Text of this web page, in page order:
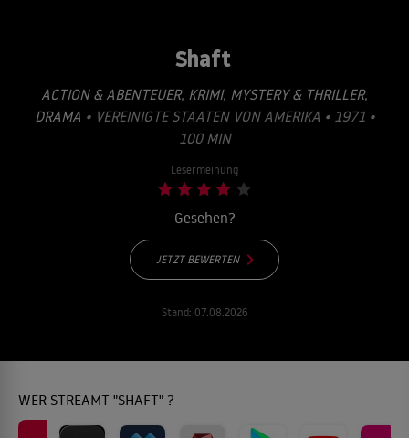
Shaft
ACTION & ABENTEUER, KRIMI, MYSTERY & THRILLER,
DRAMA • VEREINIGTE STAATEN VON AMERIKA • 1971 •
100 MIN
Lesermeinung
Gesehen?
JETZT BEWERTEN
Stand: 07.08.2026
WER STREAMT "SHAFT" ?